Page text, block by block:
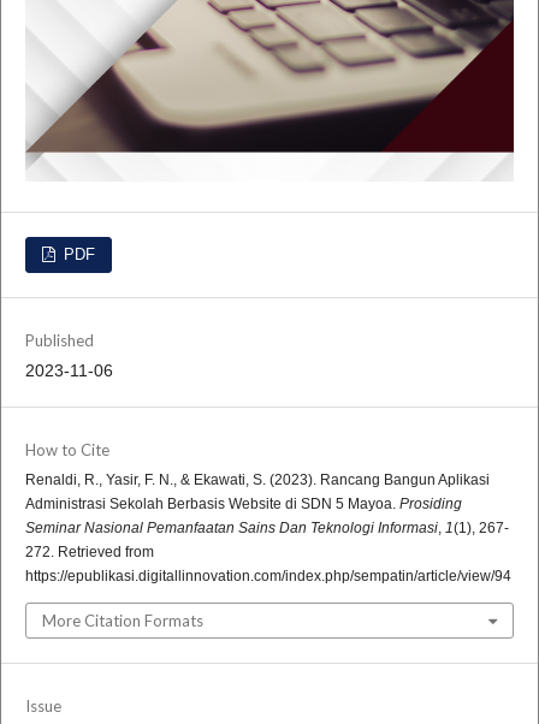
PDF
Published
2023-11-06
How to Cite
Renaldi, R., Yasir, F. N., & Ekawati, S. (2023). Rancang Bangun Aplikasi
Administrasi Sekolah Berbasis Website di SDN 5 Mayoa. Prosiding
Seminar Nasional Pemanfaatan Sains Dan Teknologi Informasi, 1(1), 267-
272. Retrieved from
https://epublikasi.digitallinnovation.com/index.php/sempatin/article/view/94
More Citation Formats
Issue